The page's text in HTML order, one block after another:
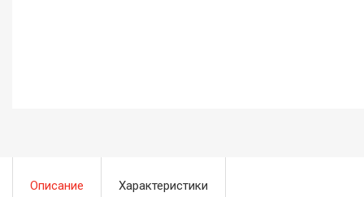
Описание Характеристики